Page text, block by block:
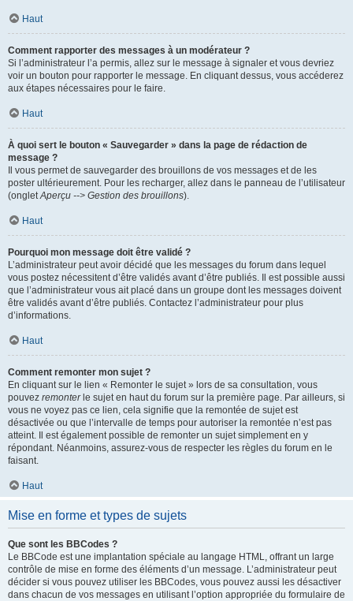
Haut
Comment rapporter des messages à un modérateur ?
Si l’administrateur l’a permis, allez sur le message à signaler et vous devriez
voir un bouton pour rapporter le message. En cliquant dessus, vous accéderez
aux étapes nécessaires pour le faire.
Haut
À quoi sert le bouton « Sauvegarder » dans la page de rédaction de
message ?
Il vous permet de sauvegarder des brouillons de vos messages et de les
poster ultérieurement. Pour les recharger, allez dans le panneau de l’utilisateur
(ongletAperçu --> Gestion des brouillons).
Haut
Pourquoi mon message doit être validé ?
L’administrateur peut avoir décidé que les messages du forum dans lequel
vous postez nécessitent d’être validés avant d’être publiés. Il est possible aussi
que l’administrateur vous ait placé dans un groupe dont les messages doivent
être validés avant d’être publiés. Contactez l’administrateur pour plus
d’informations.
Haut
Comment remonter mon sujet ?
En cliquant sur le lien « Remonter le sujet » lors de sa consultation, vous
pouvez remonterle sujet en haut du forum sur la première page. Par ailleurs, si
vous ne voyez pas ce lien, cela signifie que la remontée de sujet est
désactivée ou que l’intervalle de temps pour autoriser la remontée n’est pas
atteint. Il est également possible de remonter un sujet simplement en y
répondant. Néanmoins, assurez-vous de respecter les règles du forum en le
faisant.
Haut
Mise en forme et types de sujets
Que sont les BBCodes ?
Le BBCode est une implantation spéciale au langage HTML, offrant un large
contrôle de mise en forme des éléments d’un message. L’administrateur peut
décider si vous pouvez utiliser les BBCodes, vous pouvez aussi les désactiver
dans chacun de vos messages en utilisant l’option appropriée du formulaire de